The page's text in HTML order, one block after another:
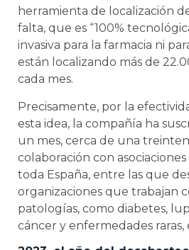
herramienta de localización
falta, que es “100%
invasiva para la farmacia ni
están localizando más de
cada mes.
Precisamente, por la
esta idea, la compañía ha
un mes, cerca de una
colaboración con
toda España, entre las que
organizaciones que trabajan
patologías, como diabetes,
cáncer y enfermedades raras,